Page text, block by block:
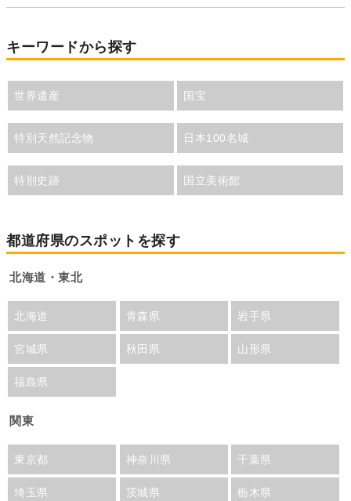
キーワードから探す
世界遺産 国宝
特別天然記念物 日本100名城
特別史跡 国立美術館
都道府県のスポットを探す
北海道・東北
北海道 青森県 岩手県
宮城県 秋田県 山形県
福島県
関東
東京都 神奈川県 千葉県
埼玉県 茨城県 栃木県